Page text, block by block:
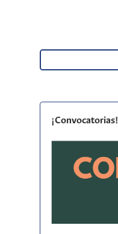
¡Convocatorias!